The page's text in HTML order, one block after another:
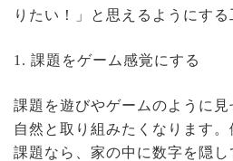
りたい！」と思えるようにする
1. 課題をゲーム感覚にする
課題を遊びやゲームのように
自然と取り組みたくなります
課題なら、家の中に数字を隠